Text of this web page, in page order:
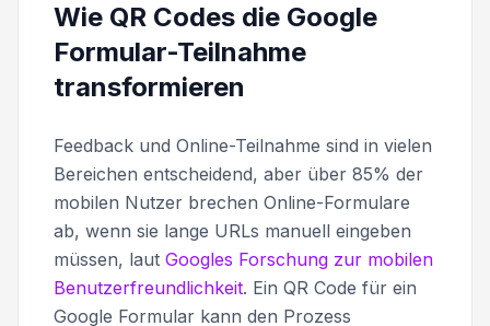
Wie QR Codes die Google
Formular-Teilnahme
transformieren
Feedback und Online-Teilnahme sind in vielen
Bereichen entscheidend, aber über 85% der
mobilen Nutzer brechen Online-Formulare
ab, wenn sie lange URLs manuell eingeben
müssen, laut Googles Forschung zur mobilen
Benutzerfreundlichkeit. Ein QR Code für ein
Google Formular kann den Prozess